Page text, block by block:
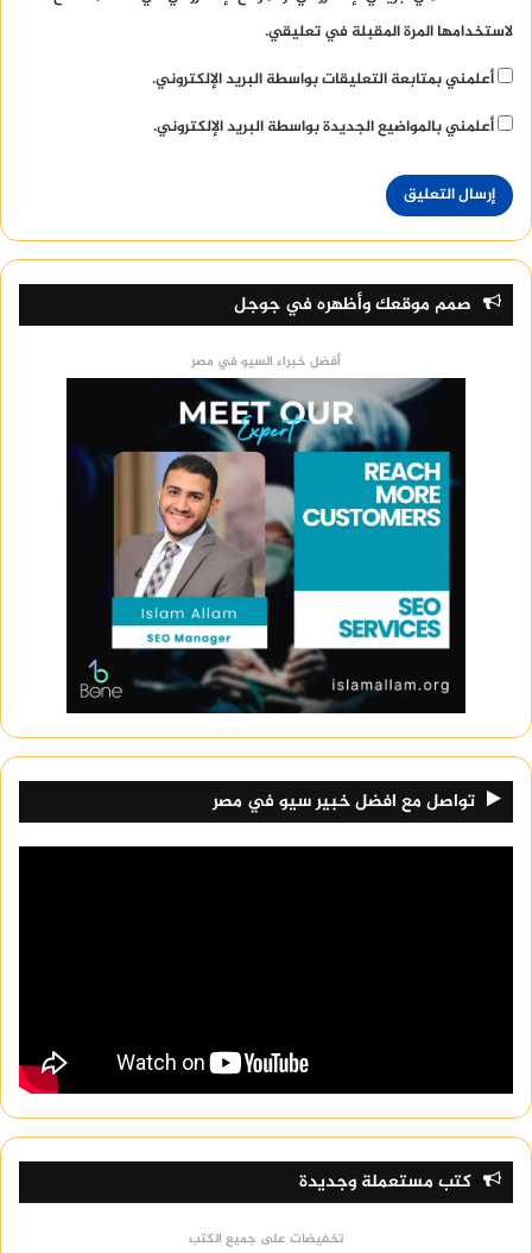
لاستخدامها المرة المقبلة في تعليقي.
أعلمني بمتابعة التعليقات بواسطة البريد الإلكتروني.
أعلمني بالمواضيع الجديدة بواسطة البريد الإلكتروني.
صمم موقعك وأظهره في جوجل
أفضل خبراء السيو في مصر
تواصل مع افضل خبير سيو في مصر
كتب مستعملة وجديدة
تخفيضات على جميع الكتب